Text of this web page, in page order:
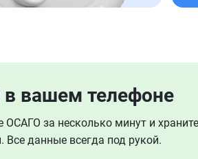
вашем телефоне
за несколько минут и
Все данные всегда под рукой.